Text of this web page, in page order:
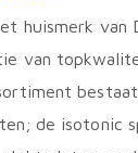
huismerk van
van
de isotonic